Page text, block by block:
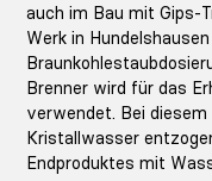
auch im Bau mit Gips-
Werk in
Brenner wird für das
verwendet. Bei
Kristallwasser
Endproduktes mit